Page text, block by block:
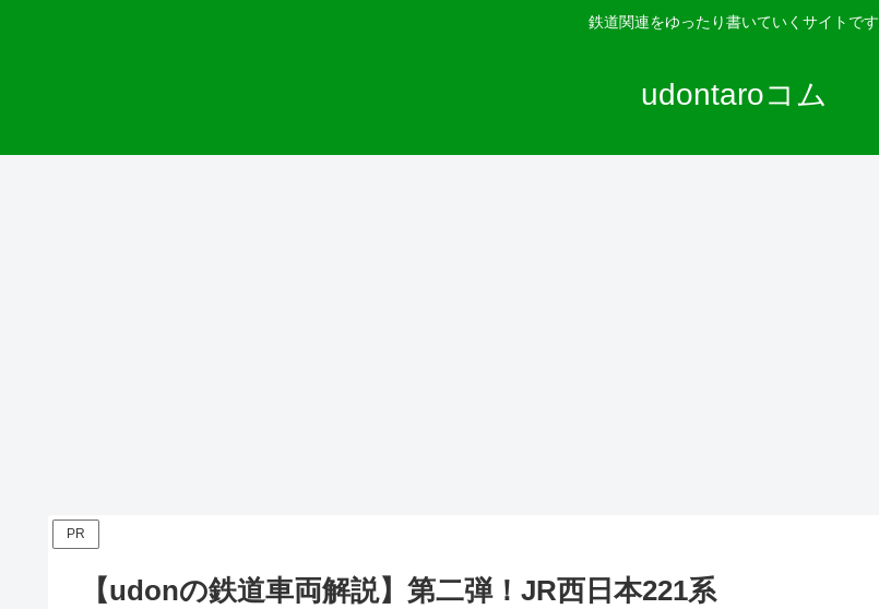
鉄道関連をゆったり書いていくサイトです
udontaroコム
PR
【udonの鉄道車両解説】第二弾！JR西日本221系